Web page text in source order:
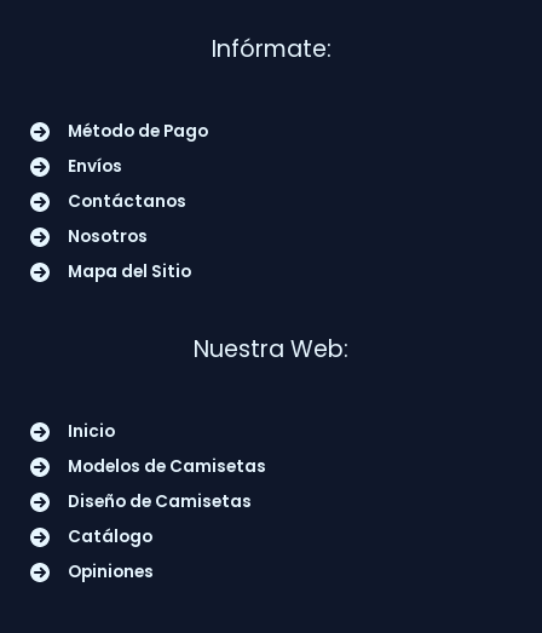
Infórmate:
Método de Pago
Envíos
Contáctanos
Nosotros
Mapa del Sitio
Nuestra Web:
Inicio
Modelos de Camisetas
Diseño de Camisetas
Catálogo
Opiniones